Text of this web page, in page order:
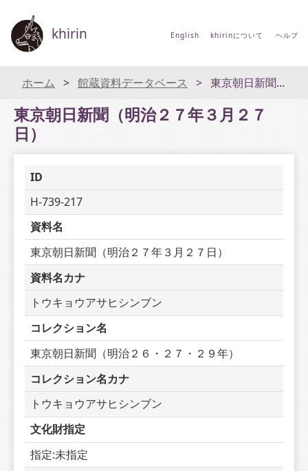
khirin English khirinについて ヘルプ
ホーム 館蔵資料データベース 東京朝日新聞（明治２７年３月２７日）
東京朝日新聞（明治２７年３月２７
日）
ID
H-739-217
資料名
東京朝日新聞（明治２７年３月２７日）
資料名カナ
トウキョウアサヒシンブン
コレクション名
東京朝日新聞（明治２６・２７・２９年）
コレクション名カナ
トウキョウアサヒシンブン
文化財指定
指定:未指定